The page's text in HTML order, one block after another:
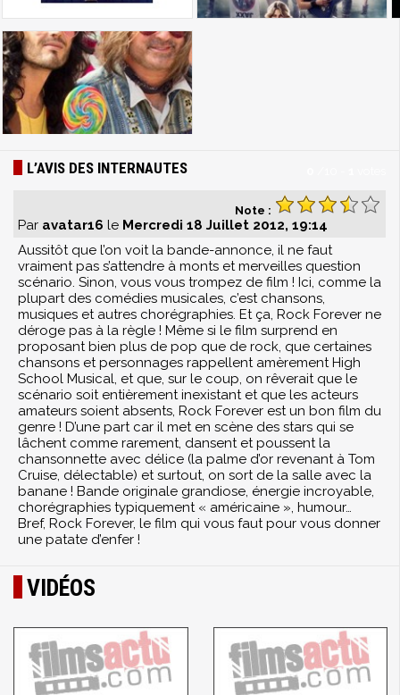
L’AVIS DES INTERNAUTES
Note :
Par avatar16 le Mercredi 18 Juillet 2012, 19:14
Aussitôt que l’on voit la bande-annonce, il ne faut
vraiment pas s’attendre à monts et merveilles question
scénario. Sinon, vous vous trompez de film ! Ici, comme la
plupart des comédies musicales, c’est chansons,
musiques et autres chorégraphies. Et ça, Rock Forever ne
déroge pas à la règle ! Même si le film surprend en
proposant bien plus de pop que de rock, que certaines
chansons et personnages rappellent amèrement High
School Musical, et que, sur le coup, on rêverait que le
scénario soit entièrement inexistant et que les acteurs
amateurs soient absents, Rock Forever est un bon film du
genre ! D’une part car il met en scène des stars qui se
lâchent comme rarement, dansent et poussent la
chansonnette avec délice (la palme d’or revenant à Tom
Cruise, délectable) et surtout, on sort de la salle avec la
banane ! Bande originale grandiose, énergie incroyable,
chorégraphies typiquement « américaine », humour…
Bref, Rock Forever, le film qui vous faut pour vous donner
une patate d’enfer !
VIDÉOS